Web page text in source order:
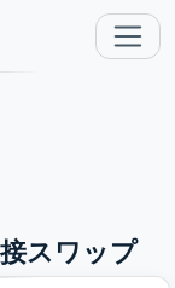
スワップ